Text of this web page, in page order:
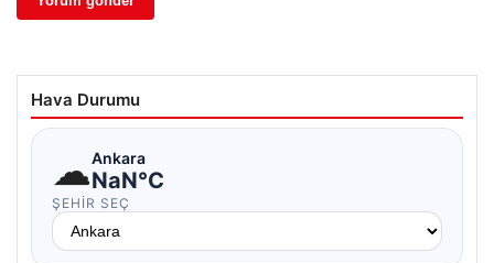
Hava Durumu
☁Ankara
NaN°C
ŞEHIR SEÇ